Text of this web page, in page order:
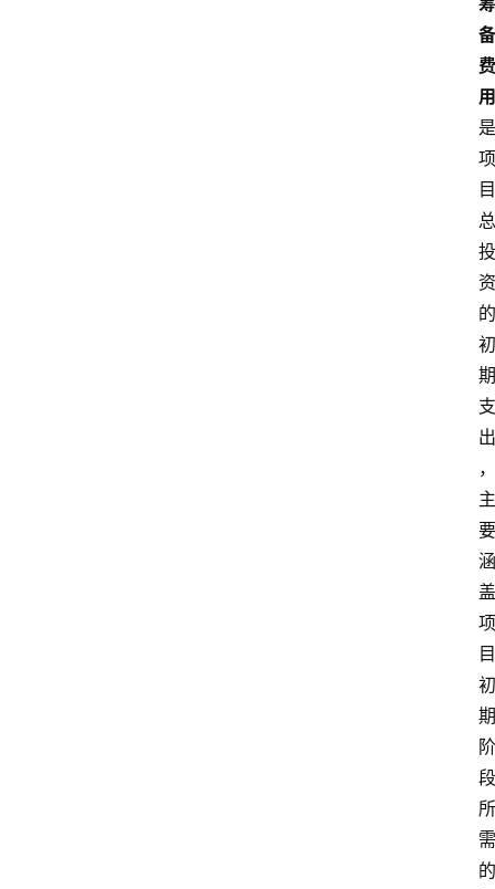
备
费
用
是
项
目
总
投
资
的
初
期
支
出
，
主
要
涵
盖
项
目
初
期
阶
段
所
需
的